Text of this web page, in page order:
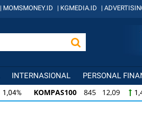
| MOMSMONEY.ID | KGMEDIA.ID |
INTERNASIONAL PERSONAL
1,04% KOMPAS100 845 12,09
1,45% LQ45 640 9,44